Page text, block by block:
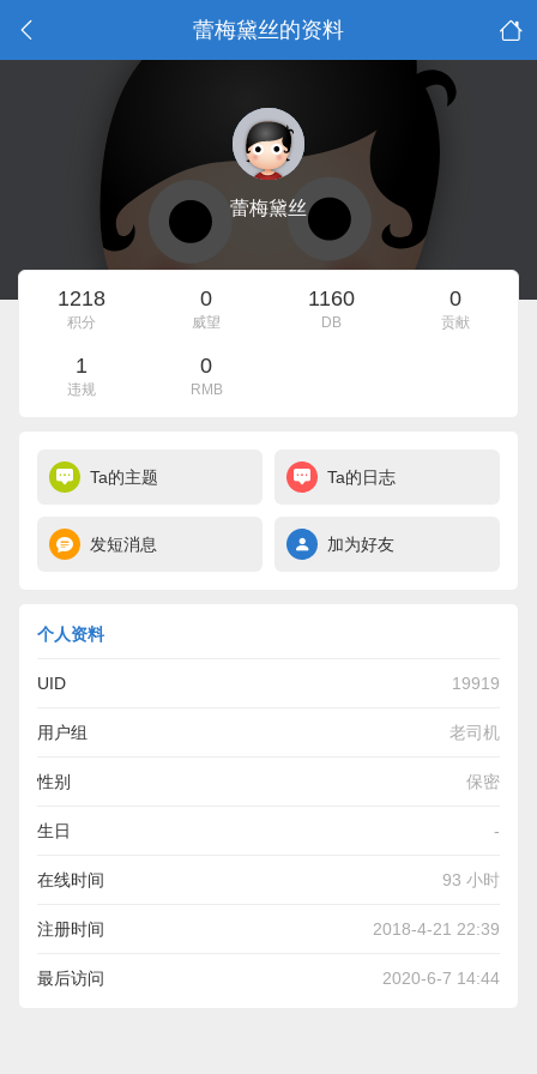
蕾梅黛丝的资料
蕾梅黛丝
1218
积分
0
威望
1160
DB
0
贡献
1
违规
0
RMB
Ta的主题 Ta的日志
发短消息 加为好友
个人资料
UID 19919
用户组 老司机
性别 保密
生日 -
在线时间 93 小时
注册时间 2018-4-21 22:39
最后访问 2020-6-7 14:44